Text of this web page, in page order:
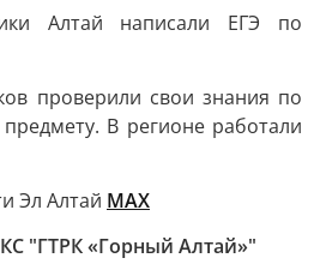
Алтай написали ЕГЭ по
проверили свои знания по
В регионе работали
Эл Алтай МАХ
"ГТРК «Горный Алтай»"